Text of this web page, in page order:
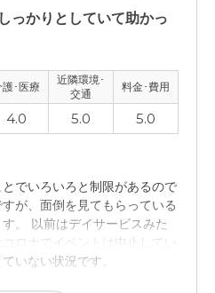
っかりとしていて助かっ
護･医療
近隣環境･
交通
料金･費用
4.0 5.0 5.0
でいろいろと制限があるので
が、面倒を見てもらっている
。 以前はデイサービスみた
ロナでイベントは中止してい
いない状況です。